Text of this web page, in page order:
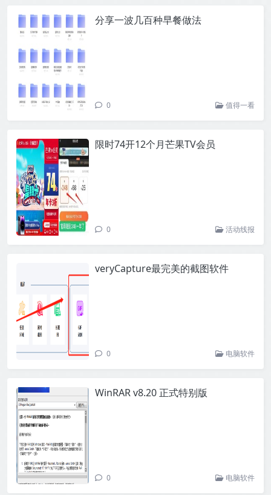
分享一波几百种早餐做法
0 值得一看
限时74开12个月芒果TV会员
0 活动线报
veryCapture最完美的截图软件
0 电脑软件
WinRAR v8.20 正式特别版
0 电脑软件